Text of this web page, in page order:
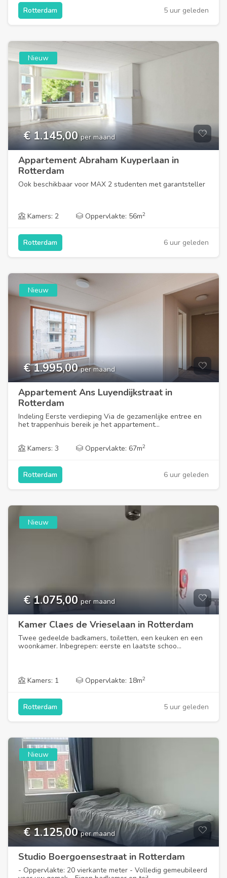
5 uur geleden
Rotterdam
Nieuw
€ 1.145,00 per maand
Appartement Abraham Kuyperlaan in
Rotterdam
Ook beschikbaar voor MAX 2 studenten met garantsteller
Kamers: 2 Oppervlakte: 56m2
6 uur geleden
Rotterdam
Nieuw
€ 1.995,00 per maand
Appartement Ans Luyendijkstraat in
Rotterdam
Indeling Eerste verdieping Via de gezamenlijke entree en
het trappenhuis bereik je het appartement...
Kamers: 3 Oppervlakte: 67m2
6 uur geleden
Rotterdam
Nieuw
€ 1.075,00 per maand
Kamer Claes de Vrieselaan in Rotterdam
Twee gedeelde badkamers, toiletten, een keuken en een
woonkamer. Inbegrepen: eerste en laatste schoo...
Kamers: 1 Oppervlakte: 18m2
5 uur geleden
Rotterdam
Nieuw
€ 1.125,00 per maand
Studio Boergoensestraat in Rotterdam
- Oppervlakte: 20 vierkante meter - Volledig gemeubileerd